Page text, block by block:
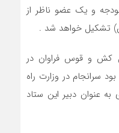
و یک عضو ناظر از
تشکیل خواهد شد .
کش و قوس فراوان در
سرانجام در وزارت راه
عنوان دبیر این ستاد